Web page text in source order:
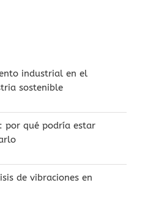
industrial en el
sostenible
por qué podría estar
de vibraciones en